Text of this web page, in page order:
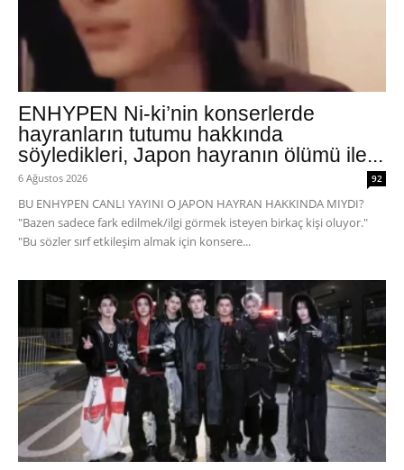
ENHYPEN Ni-ki’nin konserlerde
hayranların tutumu hakkında
söyledikleri, Japon hayranın ölümü ile...
6 Ağustos 2026 92
BU ENHYPEN CANLI YAYINI O JAPON HAYRAN HAKKINDA MIYDI?
"Bazen sadece fark edilmek/ilgi görmek isteyen birkaç kişi oluyor."
"Bu sözler sırf etkileşim almak için konsere...